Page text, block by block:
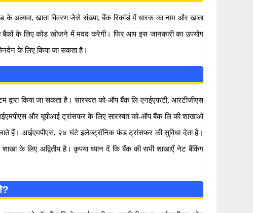
खाता विवरण जैसे संख्या, बैंक रिकॉर्ड में धारक का नाम और खाता
बैंकों के लिए कोड खोजने में मदद करेगी। फिर आप इस जानकारी का उपयोग
के लिए किया जा सकता है।
किया जा सकता है। सारस्वत को-ऑप बैंक लि एनईएफटी, आरटीजीएस
और यूपीआई ट्रांसफर के लिए सारस्वत को-ऑप बैंक लि की शाखाओं
आईएमपीएस, २४ घंटे इलेक्ट्रॉनिक फंड ट्रांसफर की सुविधा देता है।
के लिए अद्वितीय है। कृपया ध्यान दें कि बैंक की सभी शाखाएँ नेट बैंकिंग